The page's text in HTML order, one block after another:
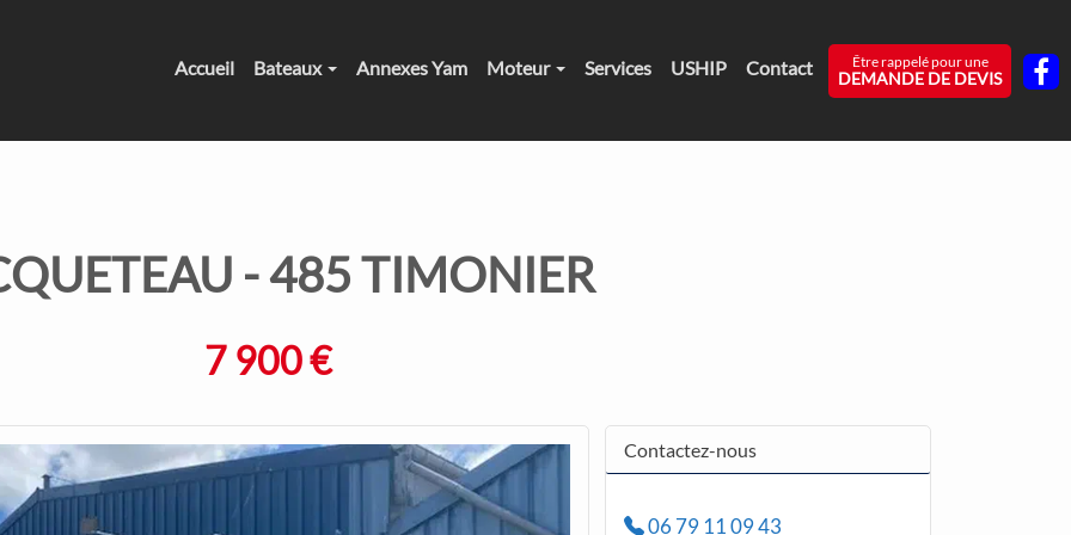
Accueil Bateaux Annexes Yam Moteur Services USHIP Contact Être rappelé pour une
DEMANDE DE DEVIS
- 485 TIMONIER
7 900 €
Contactez-nous
06 79 11 09 43